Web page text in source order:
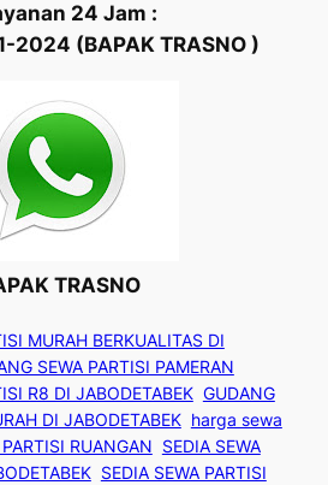
24 Jam :
2024 (BAPAK TRASNO )
TRASNO
MURAH BERKUALITAS DI
SEWA PARTISI PAMERAN
R8 DI JABODETABEK GUDANG
DI JABODETABEK harga sewa
RUANGAN SEDIA SEWA
SEDIA SEWA PARTISI